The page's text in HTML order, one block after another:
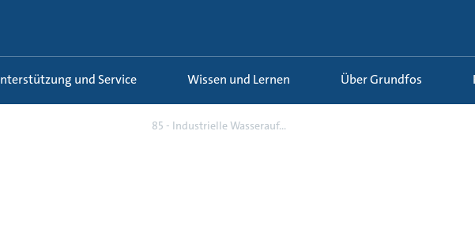
Unterstützung und Service Wissen und Lernen Über Grundfos
85 - Industrielle Wasserauf...